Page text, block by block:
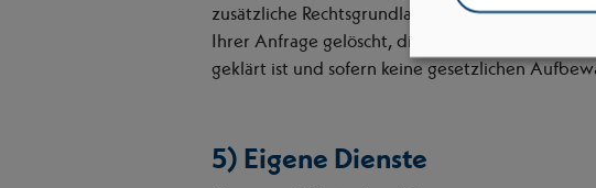
zusätzliche Rechtsgrundlage für die
Ihrer Anfrage gelöscht, dies ist der Fall, wenn
geklärt ist und sofern keine gesetzlichen
5) Eigene Dienste